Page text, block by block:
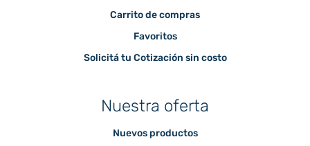
Carrito de compras
Favoritos
Solicitá tu Cotización sin costo
Nuestra oferta
Nuevos productos